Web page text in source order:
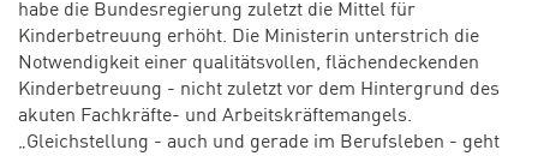
habe die Bundesregierung zuletzt die Mittel für
Kinderbetreuung erhöht. Die Ministerin unterstrich die
Notwendigkeit einer qualitätsvollen, flächendeckenden
Kinderbetreuung - nicht zuletzt vor dem Hintergrund des
akuten Fachkräfte- und Arbeitskräftemangels.
„Gleichstellung - auch und gerade im Berufsleben - geht